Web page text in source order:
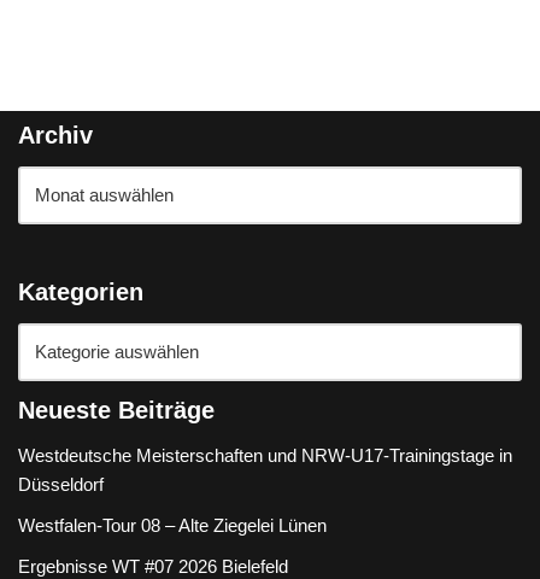
Archiv
Kategorien
Neueste Beiträge
Westdeutsche Meisterschaften und NRW-U17-Trainingstage in
Düsseldorf
Westfalen-Tour 08 – Alte Ziegelei Lünen
Ergebnisse WT #07 2026 Bielefeld